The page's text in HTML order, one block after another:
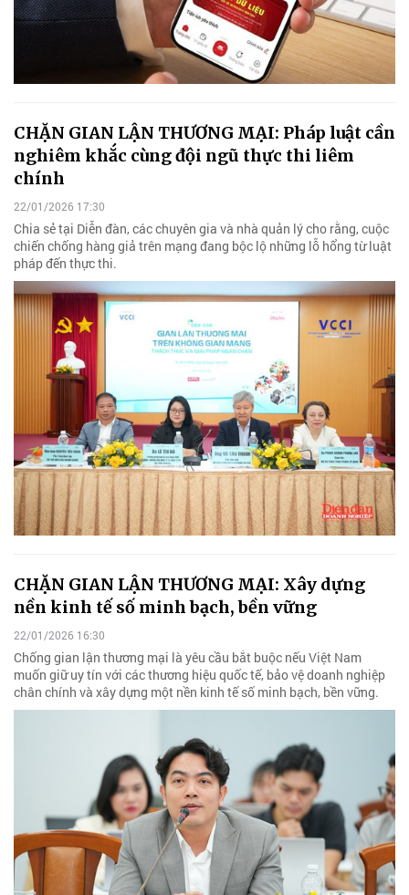
CHẶN GIAN LẬN THƯƠNG MẠI: Pháp luật cần
nghiêm khắc cùng đội ngũ thực thi liêm
chính
22/01/2026 17:30
Chia sẻ tại Diễn đàn, các chuyên gia và nhà quản lý cho rằng, cuộc
chiến chống hàng giả trên mạng đang bộc lộ những lỗ hổng từ luật
pháp đến thực thi.
CHẶN GIAN LẬN THƯƠNG MẠI: Xây dựng
nền kinh tế số minh bạch, bền vững
22/01/2026 16:30
Chống gian lận thương mại là yêu cầu bắt buộc nếu Việt Nam
muốn giữ uy tín với các thương hiệu quốc tế, bảo vệ doanh nghiệp
chân chính và xây dựng một nền kinh tế số minh bạch, bền vững.